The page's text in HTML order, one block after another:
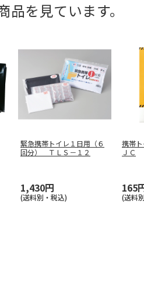
を見ています。
緊急携帯トイレ１日用（６
回分） ＴＬＳ－１２
1,430円
(送料別・税込)
携帯
ＪＣ
165
(送料